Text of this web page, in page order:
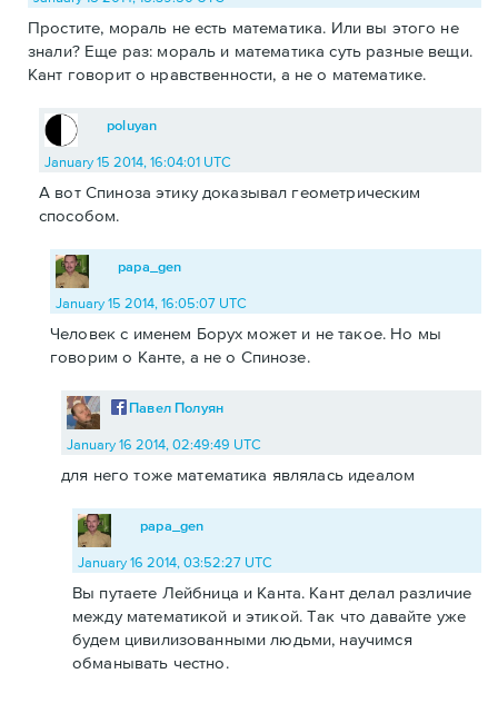
Простите, мораль не есть математика. Или вы этого не
знали? Еще раз: мораль и математика суть разные вещи.
Кант говорит о нравственности, а не о математике.
poluyan
January 15 2014, 16:04:01 UTC
А вот Спиноза этику доказывал геометрическим
способом.
papa_gen
January 15 2014, 16:05:07 UTC
Человек с именем Борух может и не такое. Но мы
говорим о Канте, а не о Спинозе.
Павел Полуян
January 16 2014, 02:49:49 UTC
для него тоже математика являлась идеалом
papa_gen
January 16 2014, 03:52:27 UTC
Вы путаете Лейбница и Канта. Кант делал различие
между математикой и этикой. Так что давайте уже
будем цивилизованными людьми, научимся
обманывать честно.